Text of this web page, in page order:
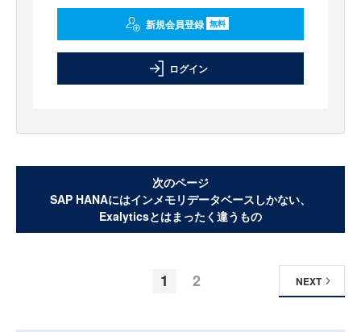
新規会員登録 無料
ログイン
次のページ
SAP HANAにはインメモリデータベースしかない、
Exalyticsとはまったく違うもの
1 2 NEXT